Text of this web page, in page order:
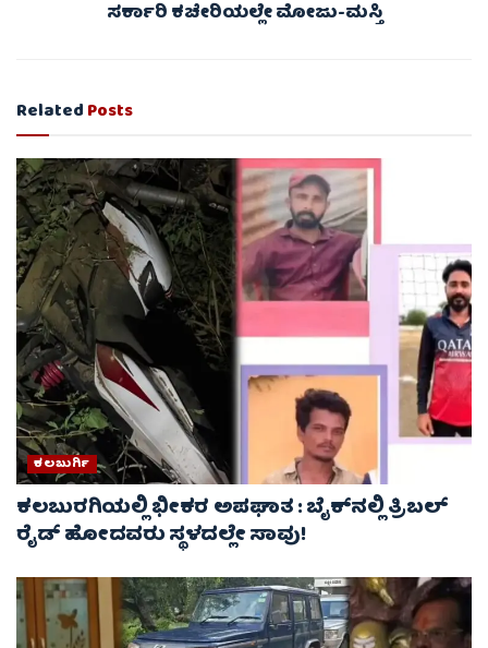
ಸರ್ಕಾರಿ ಕಚೇರಿಯಲ್ಲೇ ಮೋಜು-ಮಸ್ತಿ
RelatedPosts
ಕಲಬುರ್ಗಿ
ಕಲಬುರಗಿಯಲ್ಲಿ ಭೀಕರ ಅಪಘಾತ : ಬೈಕ್‌ನಲ್ಲಿ ತ್ರಿಬಲ್
ರೈಡ್‌ ಹೋದವರು ಸ್ಥಳದಲ್ಲೇ ಸಾವು!